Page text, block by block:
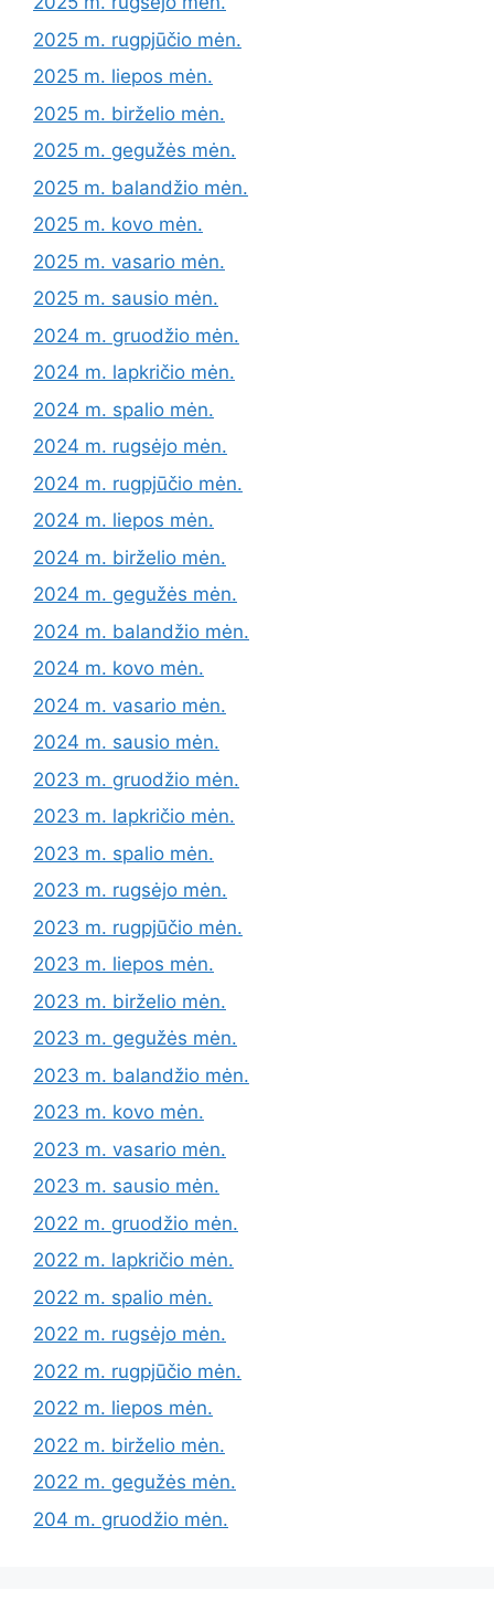
2025 m. rugpjūčio mėn.
2025 m. liepos mėn.
2025 m. birželio mėn.
2025 m. gegužės mėn.
2025 m. balandžio mėn.
2025 m. kovo mėn.
2025 m. vasario mėn.
2025 m. sausio mėn.
2024 m. gruodžio mėn.
2024 m. lapkričio mėn.
2024 m. spalio mėn.
2024 m. rugsėjo mėn.
2024 m. rugpjūčio mėn.
2024 m. liepos mėn.
2024 m. birželio mėn.
2024 m. gegužės mėn.
2024 m. balandžio mėn.
2024 m. kovo mėn.
2024 m. vasario mėn.
2024 m. sausio mėn.
2023 m. gruodžio mėn.
2023 m. lapkričio mėn.
2023 m. spalio mėn.
2023 m. rugsėjo mėn.
2023 m. rugpjūčio mėn.
2023 m. liepos mėn.
2023 m. birželio mėn.
2023 m. gegužės mėn.
2023 m. balandžio mėn.
2023 m. kovo mėn.
2023 m. vasario mėn.
2023 m. sausio mėn.
2022 m. gruodžio mėn.
2022 m. lapkričio mėn.
2022 m. spalio mėn.
2022 m. rugsėjo mėn.
2022 m. rugpjūčio mėn.
2022 m. liepos mėn.
2022 m. birželio mėn.
2022 m. gegužės mėn.
204 m. gruodžio mėn.